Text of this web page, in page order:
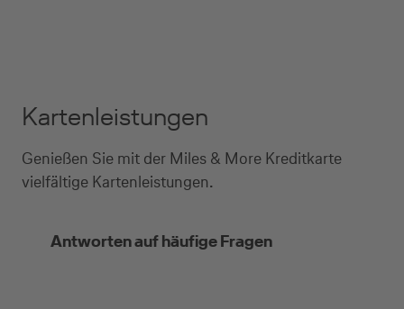
Kartenleistungen
Genießen Sie mit der Miles & More Kreditkarte
vielfältige Kartenleistungen.
Antworten auf häufige Fragen